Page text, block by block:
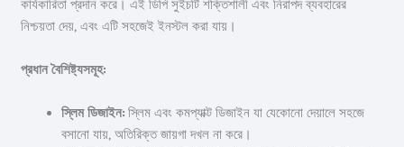
কার্যকারিতা প্রদান করে। এই ডিপি সুইচটি শক্তিশালী এবং নিরাপদ ব্যবহারের
নিশ্চয়তা দেয়, এবং এটি সহজেই ইনস্টল করা যায়।
প্রধান বৈশিষ্ট্যসমূহ:
স্লিম ডিজাইন: স্লিম এবং কমপ্যাক্ট ডিজাইন যা যেকোনো দেয়ালে সহজে
বসানো যায়, অতিরিক্ত জায়গা দখল না করে।